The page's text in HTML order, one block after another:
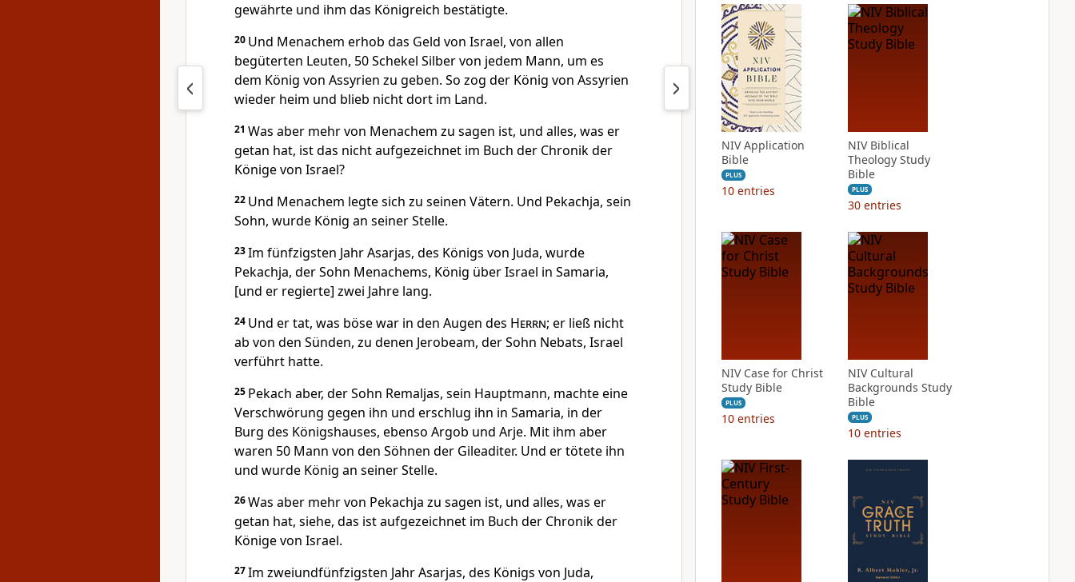
gewährte und ihm das Königreich bestätigte.
20 Und Menachem erhob das Geld von Israel, von allen
begüterten Leuten, 50 Schekel Silber von jedem Mann, um es
dem König von Assyrien zu geben. So zog der König von Assyrien
wieder heim und blieb nicht dort im Land.
21 Was aber mehr von Menachem zu sagen ist, und alles, was er
getan hat, ist das nicht aufgezeichnet im Buch der Chronik der
Könige von Israel?
22 Und Menachem legte sich zu seinen Vätern. Und Pekachja, sein
Sohn, wurde König an seiner Stelle.
23Im fünfzigsten Jahr Asarjas, des Königs von Juda, wurde
Pekachja, der Sohn Menachems, König über Israel in Samaria,
[und er regierte] zwei Jahre lang.
24 Und er tat, was böse war in den Augen des Herrn; er ließ nicht
ab von den Sünden, zu denen Jerobeam, der Sohn Nebats, Israel
verführt hatte.
25 Pekach aber, der Sohn Remaljas, sein Hauptmann, machte eine
Verschwörung gegen ihn und erschlug ihn in Samaria, in der
Burg des Königshauses, ebenso Argob und Arje. Mit ihm aber
waren 50 Mann von den Söhnen der Gileaditer. Und er tötete ihn
und wurde König an seiner Stelle.
26Was aber mehr von Pekachja zu sagen ist, und alles, was er
getan hat, siehe, das ist aufgezeichnet im Buch der Chronik der
Könige von Israel.
27Im zweiundfünfzigsten Jahr Asarjas, des Königs von Juda,
NIV Application
Bible
PLUS
10 entries
NIV Biblical
Theology Study
Bible
PLUS
30 entries
NIV Case for Christ
Study Bible
PLUS
10 entries
NIV Cultural
Backgrounds Study
Bible
PLUS
10 entries